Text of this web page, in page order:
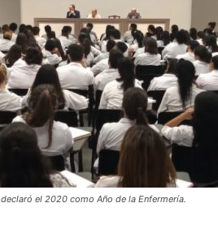
el 2020 como Año de la Enfermería.